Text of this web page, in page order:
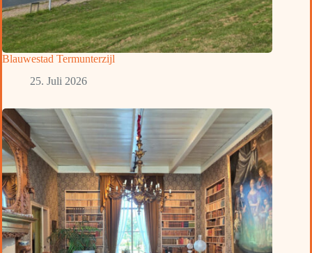
Blauwestad Termunterzijl
25. Juli 2026